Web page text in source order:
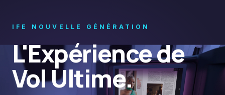
IFE NOUVELLE GÉNÉRATION
L'Expérience de
Vol Ultime.